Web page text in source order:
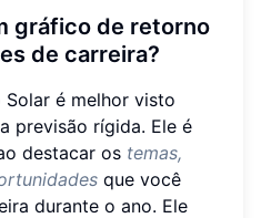
gráfico de retorno
de carreira?
é melhor visto
previsão rígida. Ele é
destacar os temas,
que você
durante o ano. Ele